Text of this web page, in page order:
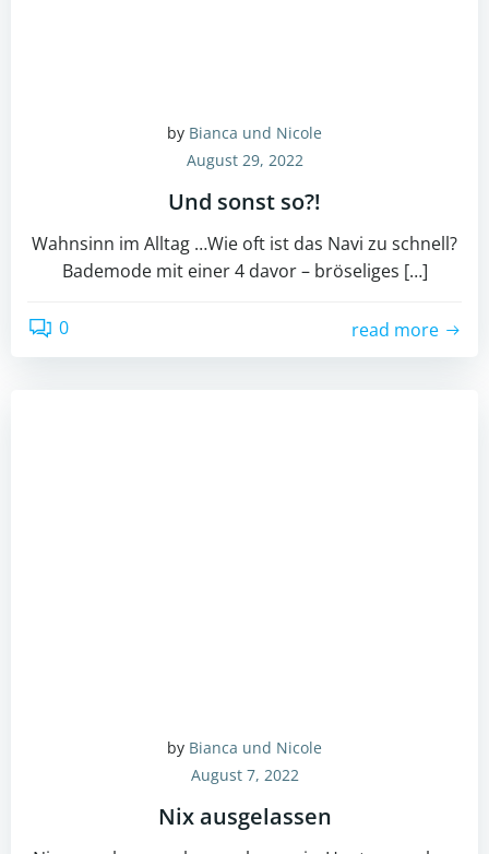
by Bianca und Nicole
August 29, 2022
Und sonst so?!
Wahnsinn im Alltag …Wie oft ist das Navi zu schnell?
Bademode mit einer 4 davor – bröseliges […]
0 read more
by Bianca und Nicole
August 7, 2022
Nix ausgelassen